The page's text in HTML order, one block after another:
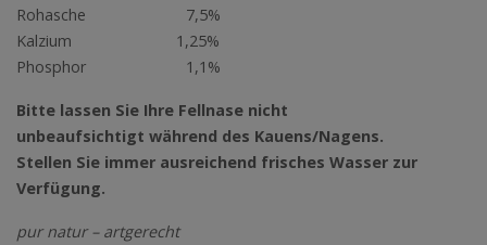
Rohasche 7,5%
Kalzium 1,25%
Phosphor 1,1%
Bitte lassen Sie Ihre Fellnase nicht
unbeaufsichtigt während des Kauens/Nagens.
Stellen Sie immer ausreichend frisches Wasser zur
Verfügung.
pur natur – artgerecht